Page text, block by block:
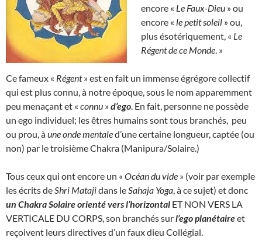
encore « Le Faux-Dieu » ou
encore « le petit soleil » ou,
plus ésotériquement, « Le
Régent de ce Monde . »
Ce fameux « Régent» est en fait un immense égrégore collectif
qui est plus connu, à notre époque, sous le nom apparemment
peu menaçant et « connu »d’ego . En fait, personne ne possède
un ego individuel; les êtres humains sont tous branchés, peu
ou prou, àune onde mentaled’une certaine longueur, captée (ou
non) par le troisième Chakra (Manipura/Solaire.)
Tous ceux qui ont encore un « Océan du vide » (voir par exemple
les écrits de Shri Matajidans le Sahaja Yoga , à ce sujet) et donc
un Chakra Solaire orienté vers l’horizontal ET NON VERS LA
VERTICALE DU CORPS, son branchés surl’ego planétaireet
reçoivent leurs directives d’un faux dieu Collégial.